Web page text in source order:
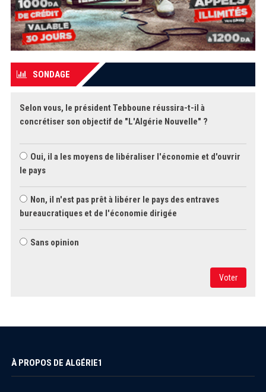
SONDAGE
Selon vous, le président Tebboune réussira-t-il à
concrétiser son objectif de "L'Algérie Nouvelle" ?
Oui, il a les moyens de libéraliser l'économie et d'ouvrir
le pays
Non, il n'est pas prêt à libérer le pays des entraves
bureaucratiques et de l'économie dirigée
Sans opinion
Voter
À PROPOS DE ALGÉRIE1